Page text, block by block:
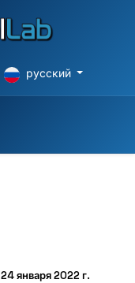
русский
24 января 2022 г.